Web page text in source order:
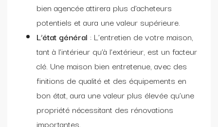
bien agencée attirera plus d’acheteurs
potentiels et aura une valeur supérieure.
L’état général : L’entretien de votre maison,
tant à l’intérieur qu’à l’extérieur, est un facteur
clé. Une maison bien entretenue, avec des
finitions de qualité et des équipements en
bon état, aura une valeur plus élevée qu’une
propriété nécessitant des rénovations
importantes.